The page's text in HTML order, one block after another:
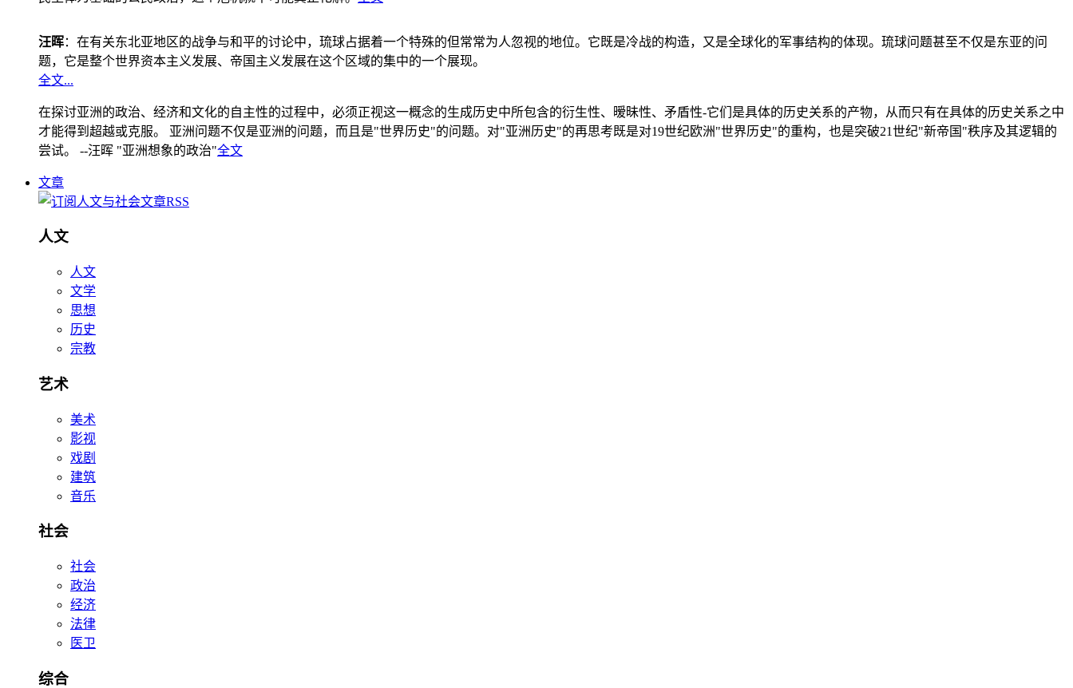
汪晖：在有关东北亚地区的战争与和平的讨论中，琉球占据着一个特殊的但常常为人忽视的地位。它既是冷战的构造，又是全球化的军事结构的体现。琉球问题甚至不仅是东亚的问
题，它是整个世界资本主义发展、帝国主义发展在这个区域的集中的一个展现。
全文...
在探讨亚洲的政治、经济和文化的自主性的过程中，必须正视这一概念的生成历史中所包含的衍生性、暧昧性、矛盾性-它们是具体的历史关系的产物，从而只有在具体的历史关系之中
才能得到超越或克服。 亚洲问题不仅是亚洲的问题，而且是"世界历史"的问题。对"亚洲历史"的再思考既是对19世纪欧洲"世界历史"的重构，也是突破21世纪"新帝国"秩序及其逻辑的
尝试。 --汪晖 "亚洲想象的政治"全文
文章
人文
人文
文学
思想
历史
宗教
艺术
美术
影视
戏剧
建筑
音乐
社会
社会
政治
经济
法律
医卫
综合